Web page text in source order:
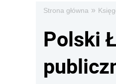
Strona główna »
Polski